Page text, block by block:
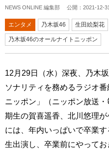
NEWS ONLINE 編集部 公開： 2021-12-31
エンタメ 乃木坂46 生田絵梨花
乃木坂46のオールナイトニッポン
12月29日（水）深夜、乃木
ソナリティを務めるラジオ
ニッポン」（ニッポン放送
期生の賀喜遥香、北川悠理
には、年内いっぱいで卒業
生出演し、卒業前にやって